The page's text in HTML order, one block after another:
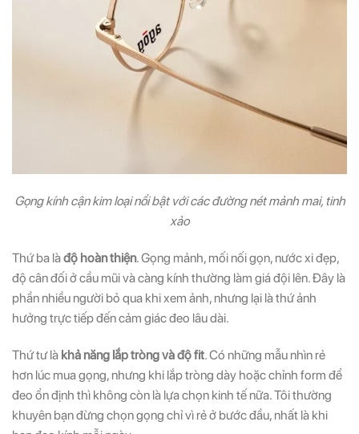
Gọng kính cận kim loại nổi bật với các đường nét mảnh mai, tinh
xảo
Thứ ba làđộ hoàn thiện. Gọng mảnh, mối nối gọn, nước xi đẹp,
độ cân đối ở cầu mũi và càng kính thường làm giá đội lên. Đây là
phần nhiều người bỏ qua khi xem ảnh, nhưng lại là thứ ảnh
hưởng trực tiếp đến cảm giác đeo lâu dài.
Thứ tư là khả năng lắp tròng và độ fit. Có những mẫu nhìn rẻ
hơn lúc mua gọng, nhưng khi lắp tròng dày hoặc chỉnh form để
đeo ổn định thì không còn là lựa chọn kinh tế nữa. Tôi thường
khuyên bạn đừng chọn gọng chỉ vì rẻ ở bước đầu, nhất là khi